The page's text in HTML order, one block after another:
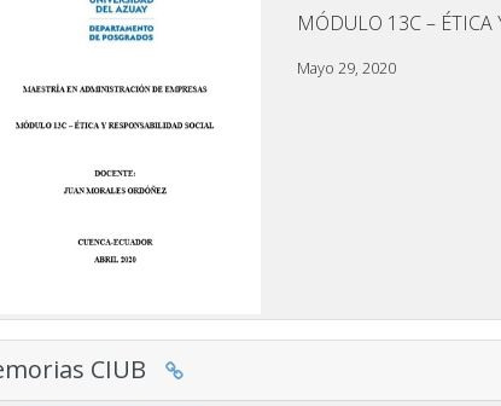
MÓDULO 13C –
Mayo 29, 2020
CIUB